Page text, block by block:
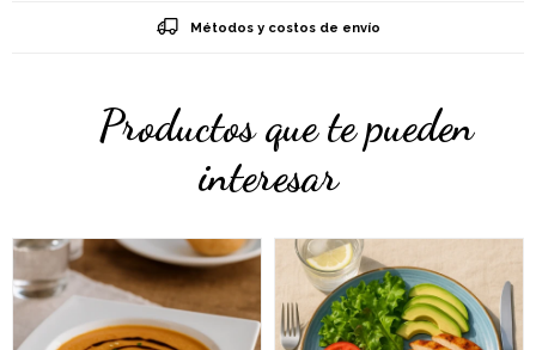
Métodos y costos de envío
Productos que te pueden
interesar